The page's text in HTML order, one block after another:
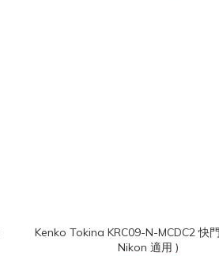
Kenko Tokina KRC09-N-MCDC2 快
Nikon 適用 )